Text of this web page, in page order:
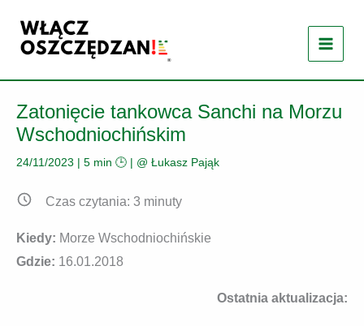
treści
Zatonięcie tankowca Sanchi na Morzu
Wschodniochińskim
24/11/2023 | 5 min 🕒 | @ Łukasz Pająk
Czas czytania: 3 minuty
Kiedy: Morze Wschodniochińskie
Gdzie: 16.01.2018
Ostatnia aktualizacja: